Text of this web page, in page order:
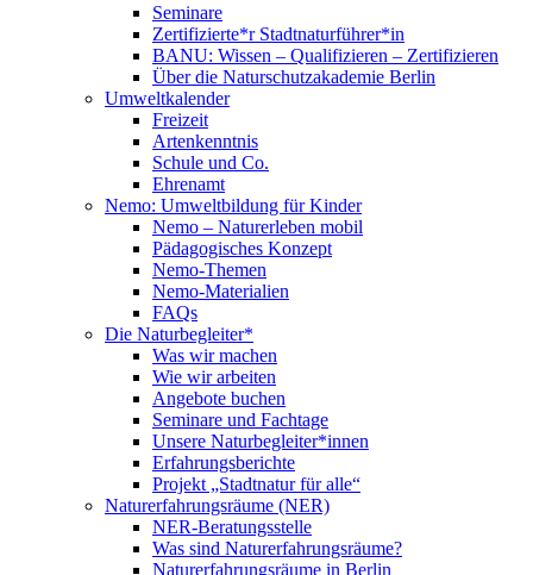
Seminare
Zertifizierte*r Stadtnaturführer*in
BANU: Wissen – Qualifizieren – Zertifizieren
Über die Naturschutzakademie Berlin
Umweltkalender
Freizeit
Artenkenntnis
Schule und Co.
Ehrenamt
Nemo: Umweltbildung für Kinder
Nemo – Naturerleben mobil
Pädagogisches Konzept
Nemo-Themen
Nemo-Materialien
FAQs
Die Naturbegleiter*
Was wir machen
Wie wir arbeiten
Angebote buchen
Seminare und Fachtage
Unsere Naturbegleiter*innen
Erfahrungsberichte
Projekt „Stadtnatur für alle“
Naturerfahrungsräume (NER)
NER-Beratungsstelle
Was sind Naturerfahrungsräume?
Naturerfahrungsräume in Berlin